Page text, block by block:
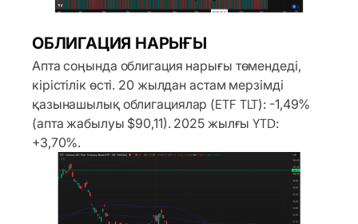
ОБЛИГАЦИЯ НАРЫҒЫ
Апта соңында облигация нарығы төмендеді,
кірістілік өсті. 20 жылдан астам мерзімді
қазынашылық облигациялар (ETF TLT): -1,49%
(апта жабылуы $90,11). 2025 жылғы YTD:
+3,70%.